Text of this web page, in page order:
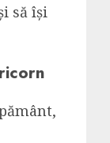
să își